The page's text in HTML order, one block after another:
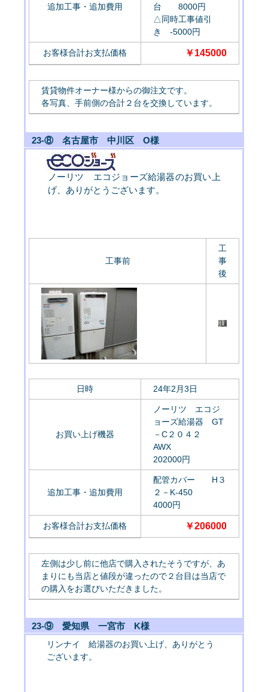
追加工事・追加費用
台 8000円
△同時工事値引
き -5000円
お客様合計お支払価格 ￥145000
賃貸物件オーナー様からの御注文です。
各写真、手前側の合計２台を交換しています。
23-⑧ 名古屋市 中川区 O様
ノーリツ エコジョーズ給湯器のお買い上
げ、ありがとうございます。
工事前
工
事
後
日時 24年2月3日
お買い上げ機器
ノーリツ エコジ
ョーズ給湯器 GT
－C２０４２
AWX
202000円
追加工事・追加費用
配管カバー H３
２－K-450
4000円
お客様合計お支払価格 ￥206000
左側は少し前に他店で購入されたそうですが、あ
まりにも当店と値段が違ったので２台目は当店で
の購入をお選びいただきました。
23-⑨ 愛知県 一宮市 K様
リンナイ 給湯器のお買い上げ、ありがとう
ございます。